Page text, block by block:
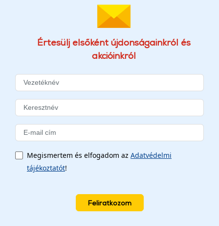
Értesülj elsőként újdonságainkról és
akcióinkról
Megismertem és elfogadom az Adatvédelmi
tájékoztatót!
Feliratkozom